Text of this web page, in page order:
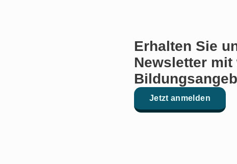
Erhalten Sie
Newsletter mit
Jetzt anmelden